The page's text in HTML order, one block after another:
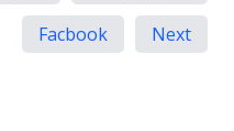
Next
Facbook